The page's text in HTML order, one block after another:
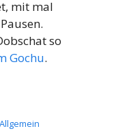
mit mal
so
Gochu.
Allgemein